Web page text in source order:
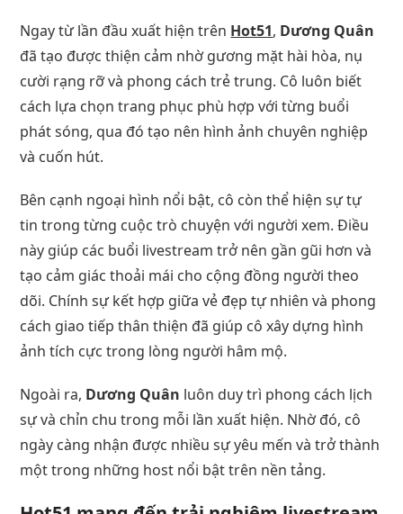
Ngay từ lần đầu xuất hiện trên Hot51, Dương Quân
đã tạo được thiện cảm nhờ gương mặt hài hòa, nụ
cười rạng rỡ và phong cách trẻ trung. Cô luôn biết
cách lựa chọn trang phục phù hợp với từng buổi
phát sóng, qua đó tạo nên hình ảnh chuyên nghiệp
và cuốn hút.
Bên cạnh ngoại hình nổi bật, cô còn thể hiện sự tự
tin trong từng cuộc trò chuyện với người xem. Điều
này giúp các buổi livestream trở nên gần gũi hơn và
tạo cảm giác thoải mái cho cộng đồng người theo
dõi. Chính sự kết hợp giữa vẻ đẹp tự nhiên và phong
cách giao tiếp thân thiện đã giúp cô xây dựng hình
ảnh tích cực trong lòng người hâm mộ.
Ngoài ra, Dương Quân luôn duy trì phong cách lịch
sự và chỉn chu trong mỗi lần xuất hiện. Nhờ đó, cô
ngày càng nhận được nhiều sự yêu mến và trở thành
một trong những host nổi bật trên nền tảng.